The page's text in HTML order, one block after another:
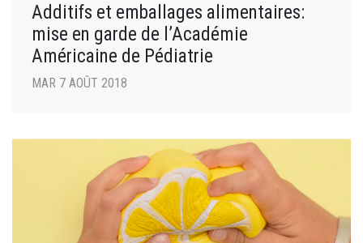
Additifs et emballages alimentaires:
mise en garde de l’Académie
Américaine de Pédiatrie
MAR 7 AOÛT 2018